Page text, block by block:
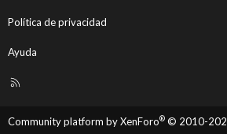
Política de privacidad
Ayuda
R
Community platform by XenForo® © 2010-